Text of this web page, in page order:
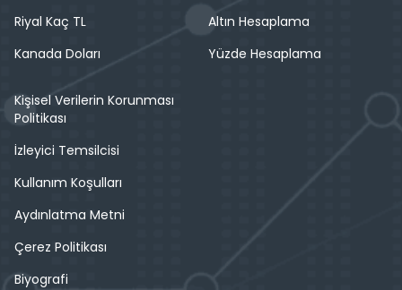
Riyal Kaç TL
Kanada Doları
Altın Hesaplama
Yüzde Hesaplama
Kişisel Verilerin Korunması
Politikası
İzleyici Temsilcisi
Kullanım Koşulları
Aydınlatma Metni
Çerez Politikası
Biyografi